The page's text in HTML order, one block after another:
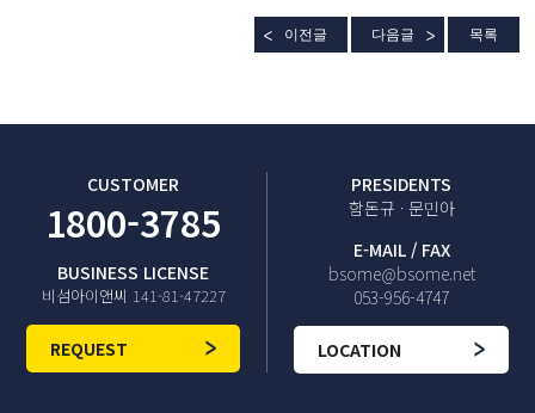
이전글 다음글 목록
CUSTOMER
1800-3785
BUSINESS LICENSE
비섬아이앤씨 141-81-47227
REQUEST
PRESIDENTS
함돈규 · 문민아
E-MAIL / FAX
bsome@bsome.net
053-956-4747
LOCATION